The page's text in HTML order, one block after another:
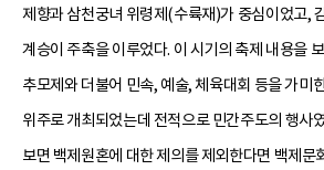
제향과 삼천궁녀 위령제(수륙재)가 중심이었고,
계승이 주축을 이루었다. 이 시기의 축제 내용을
추모제와 더불어 민속, 예술, 체육대회 등을 가미
위주로 개최되었는데 전적으로 민간주도의 행사
보면 백제원혼에 대한 제의를 제외한다면 백제문